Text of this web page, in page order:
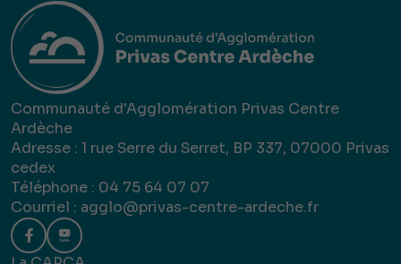
Communauté d'Agglomération Privas Centre
Ardèche
Adresse : 1 rue Serre du Serret, BP 337, 07000 Privas
cedex
Téléphone : 04 75 64 07 07
Courriel : agglo@privas-centre-ardeche.fr